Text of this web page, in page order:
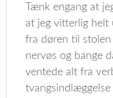
Tænk engang at
at jeg vitterlig helt
fra døren til
nervøs og bange
ventede alt fra